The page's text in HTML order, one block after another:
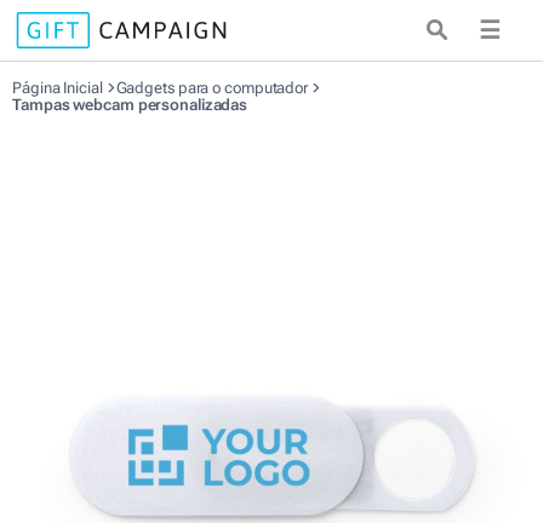
☰
Página Inicial
Gadgets para o computador
Tampas webcam personalizadas